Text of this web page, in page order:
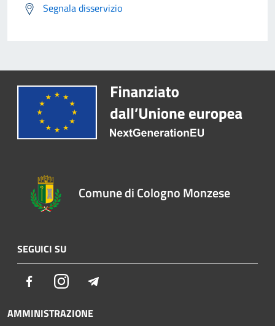
Segnala disservizio
Comune di Cologno Monzese
SEGUICI SU
FacebookInstagram
AMMINISTRAZIONE